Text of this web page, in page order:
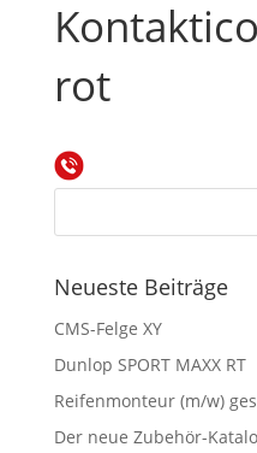
rot
Neueste Beiträge
CMS-Felge XY
Dunlop SPORT MAXX RT
Reifenmonteur (m/w)
Der neue Zubehör-